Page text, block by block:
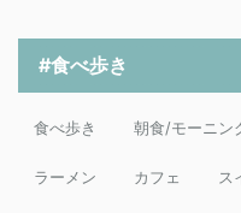
#食べ歩き
食べ歩き 朝食/モーニン
ラーメン カフェ ス